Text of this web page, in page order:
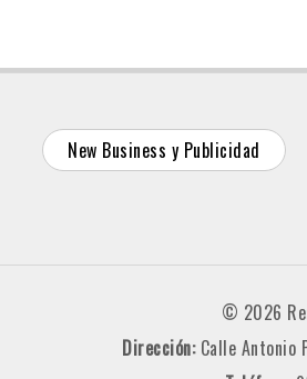
New Business y Publicidad
© 2026
Dirección: Calle Antonio